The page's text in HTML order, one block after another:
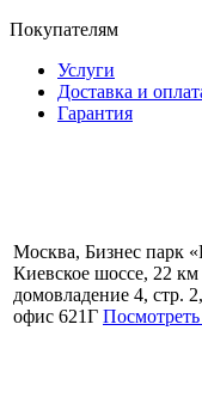
Покупателям
Услуги
Доставка и
Гарантия
Москва, Бизнес парк
Киевское шоссе, 22
домовладение 4, стр.
офис 621Г Посмотреть